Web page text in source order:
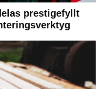
prestigefyllt